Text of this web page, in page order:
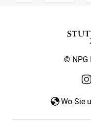
© NPG
Wo Sie